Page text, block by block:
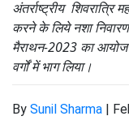
अंतर्राष्ट्रीय शिवरात्रि
करने के लिये नशा
मैराथन-2023 का
वर्गों में भाग लिया।
By Sunil Sharma |